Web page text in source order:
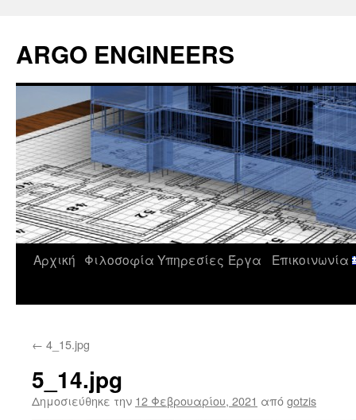
περιεχόμενο
ARGO ENGINEERS
Αρχική Φιλοσοφία Υπηρεσίες Έργα
Επικοινωνία
← 4_15.jpg
5_14.jpg
Δημοσιεύθηκε την 12 Φεβρουαρίου, 2021 απόgotzis